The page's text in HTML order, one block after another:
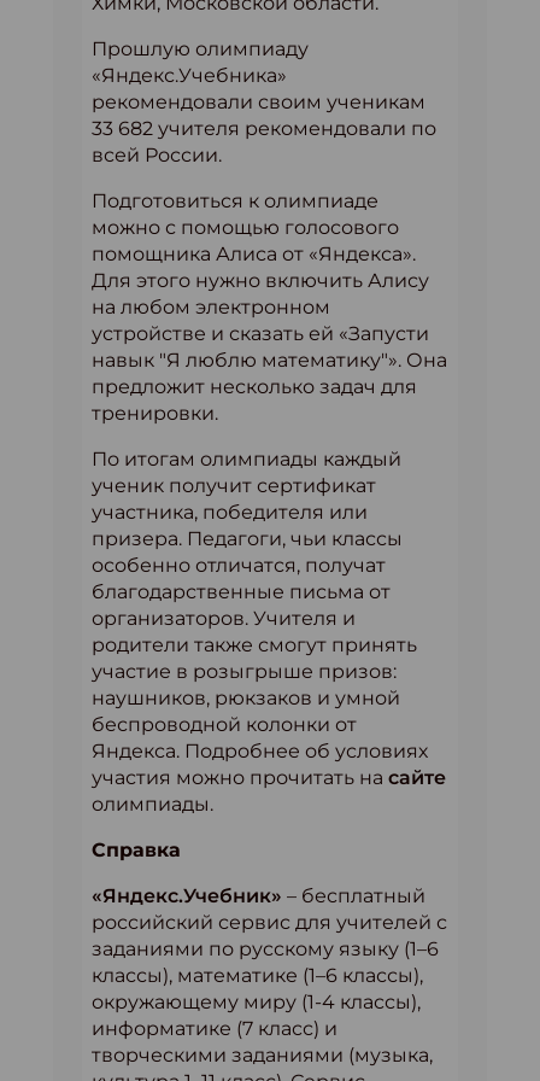
Прошлую олимпиаду
«Яндекс.Учебника»
рекомендовали своим ученикам
33 682 учителя рекомендовали по
всей России.
Подготовиться к олимпиаде
можно с помощью голосового
помощника Алиса от «Яндекса».
Для этого нужно включить Алису
на любом электронном
устройстве и сказать ей «Запусти
навык "Я люблю математику"». Она
предложит несколько задач для
тренировки.
По итогам олимпиады каждый
ученик получит сертификат
участника, победителя или
призера. Педагоги, чьи классы
особенно отличатся, получат
благодарственные письма от
организаторов. Учителя и
родители также смогут принять
участие в розыгрыше призов:
наушников, рюкзаков и умной
беспроводной колонки от
Яндекса. Подробнее об условиях
участия можно прочитать на сайте
олимпиады.
Справка
«Яндекс.Учебник» – бесплатный
российский сервис для учителей с
заданиями по русскому языку (1–6
классы), математике (1–6 классы),
окружающему миру (1-4 классы),
информатике (7 класс) и
творческими заданиями (музыка,